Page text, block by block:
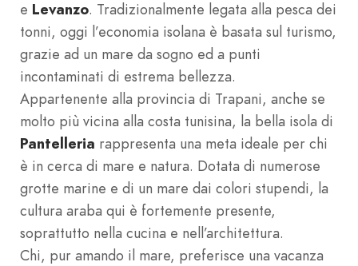
e Levanzo. Tradizionalmente legata alla pesca dei
tonni, oggi l’economia isolana è basata sul turismo,
grazie ad un mare da sogno ed a punti
incontaminati di estrema bellezza.
Appartenente alla provincia di Trapani, anche se
molto più vicina alla costa tunisina, la bella isola di
Pantelleria rappresenta una meta ideale per chi
è in cerca di mare e natura. Dotata di numerose
grotte marine e di un mare dai colori stupendi, la
cultura araba qui è fortemente presente,
soprattutto nella cucina e nell’architettura.
Chi, pur amando il mare, preferisce una vacanza